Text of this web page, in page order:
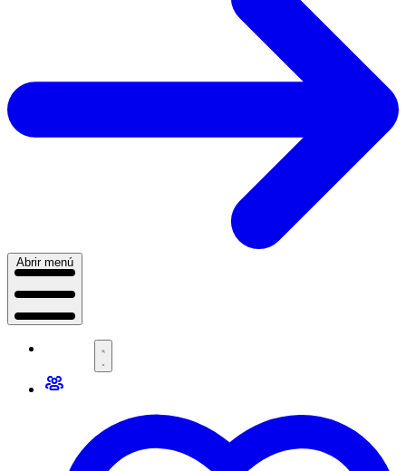
Abrir menú